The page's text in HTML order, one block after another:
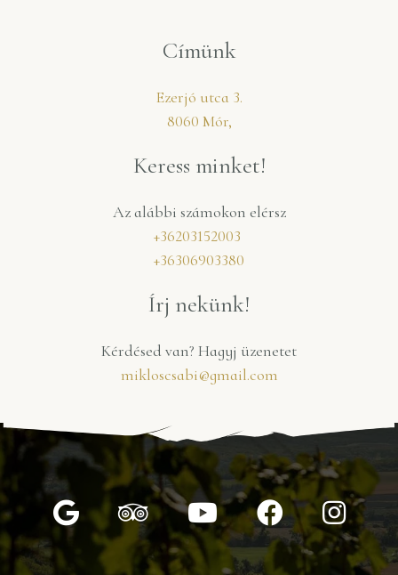
Címünk
Ezerjó utca 3.
8060 Mór,
Keress minket!
Az alábbi számokon elérsz
+36203152003
+36306903380
Írj nekünk!
Kérdésed van? Hagyj üzenetet
mikloscsabi@gmail.com